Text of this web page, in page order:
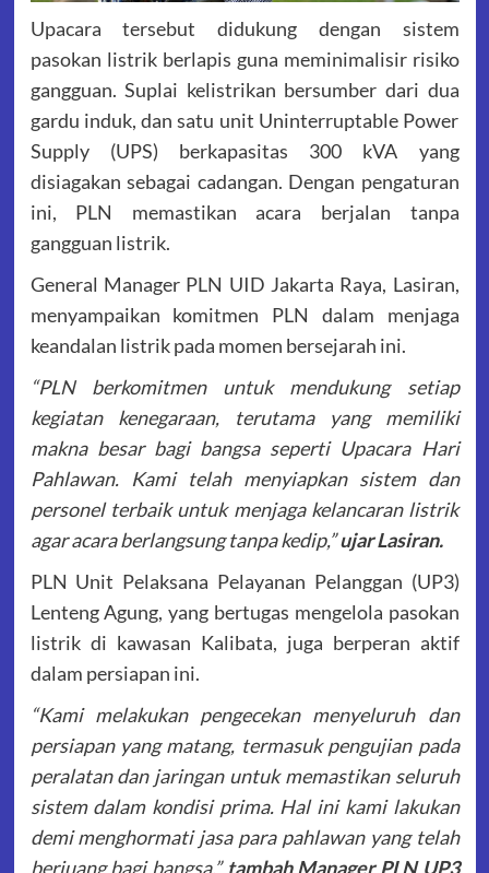
Upacara tersebut didukung dengan sistem
pasokan listrik berlapis guna meminimalisir risiko
gangguan. Suplai kelistrikan bersumber dari dua
gardu induk, dan satu unit Uninterruptable Power
Supply (UPS) berkapasitas 300 kVA yang
disiagakan sebagai cadangan. Dengan pengaturan
ini, PLN memastikan acara berjalan tanpa
gangguan listrik.
General Manager PLN UID Jakarta Raya, Lasiran,
menyampaikan komitmen PLN dalam menjaga
keandalan listrik pada momen bersejarah ini.
“PLN berkomitmen untuk mendukung setiap
kegiatan kenegaraan, terutama yang memiliki
makna besar bagi bangsa seperti Upacara Hari
Pahlawan. Kami telah menyiapkan sistem dan
personel terbaik untuk menjaga kelancaran listrik
agar acara berlangsung tanpa kedip,”ujar Lasiran.
PLN Unit Pelaksana Pelayanan Pelanggan (UP3)
Lenteng Agung, yang bertugas mengelola pasokan
listrik di kawasan Kalibata, juga berperan aktif
dalam persiapan ini.
“Kami melakukan pengecekan menyeluruh dan
persiapan yang matang, termasuk pengujian pada
peralatan dan jaringan untuk memastikan seluruh
sistem dalam kondisi prima. Hal ini kami lakukan
demi menghormati jasa para pahlawan yang telah
berjuang bagi bangsa,” tambah Manager PLN UP3